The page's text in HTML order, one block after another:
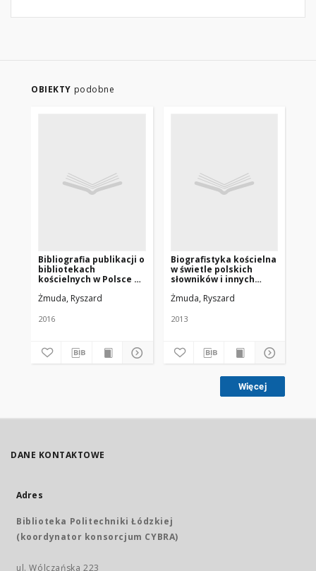
OBIEKTY podobne
Bibliografia publikacji o
bibliotekach
kościelnych w Polsce za
Żmuda, Ryszard
2016
Biografistyka kościelna
w świetle polskich
słowników i innych
Żmuda, Ryszard
2013
Więcej
DANE KONTAKTOWE
Adres
Biblioteka Politechniki Łódzkiej
(koordynator konsorcjum CYBRA)
ul. Wólczańska 223